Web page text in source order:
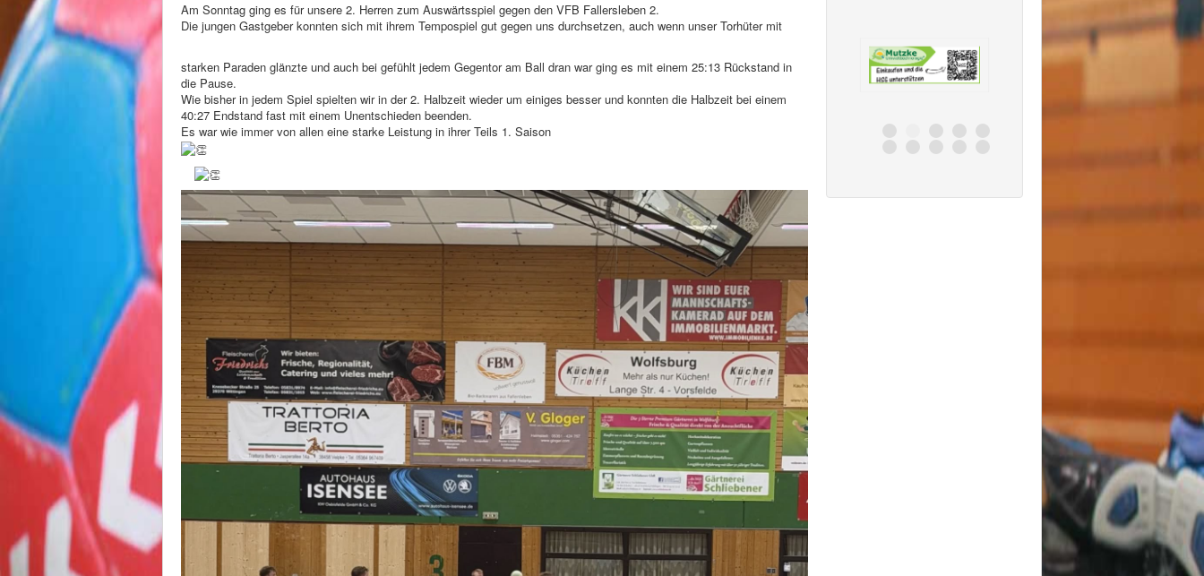
Am Sonntag ging es für unsere 2. Herren zum Auswärtsspiel gegen den VFB Fallersleben 2.
Die jungen Gastgeber konnten sich mit ihrem Tempospiel gut gegen uns durchsetzen, auch wenn unser Torhüter mit
starken Paraden glänzte und auch bei gefühlt jedem Gegentor am Ball dran war ging es mit einem 25:13 Rückstand in
die Pause.
Wie bisher in jedem Spiel spielten wir in der 2. Halbzeit wieder um einiges besser und konnten die Halbzeit bei einem
40:27 Endstand fast mit einem Unentschieden beenden.
Es war wie immer von allen eine starke Leistung in ihrer Teils 1. Saison